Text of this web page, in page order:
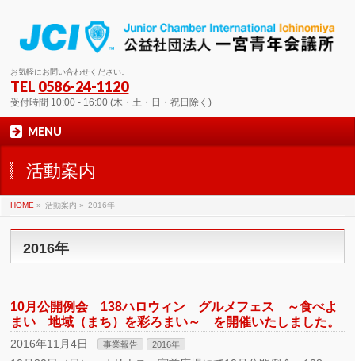
お気軽にお問い合わせください。
TEL 0586-24-1120
受付時間 10:00 - 16:00 (木・土・日・祝日除く)
MENU
活動案内
HOME » 活動案内 » 2016年
2016年
10月公開例会 138ハロウィン グルメフェス ～食べよ
まい 地域（まち）を彩ろまい～ を開催いたしました。
2016年11月4日 事業報告 2016年